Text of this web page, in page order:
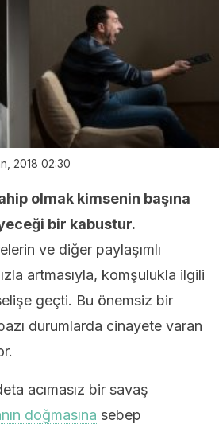
2018 02:30
olmak kimsenin başına
bir kabustur.
ve diğer paylaşımlı
artmasıyla, komşulukla ilgili
geçti. Bu önemsiz bir
durumlarda cinayete varan
acımasız bir savaş
doğmasına sebep